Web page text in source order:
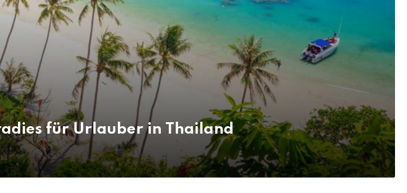
für Urlauber in Thailand